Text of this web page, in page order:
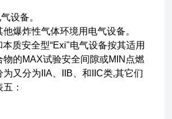
设备。
他爆炸性气体环境用电气设备。
本质安全型“Exi"电气设备按其适用
物的MAX试验安全间隙或MIN点燃
为又分为IIA、IIB、和IIC类,其它们
：